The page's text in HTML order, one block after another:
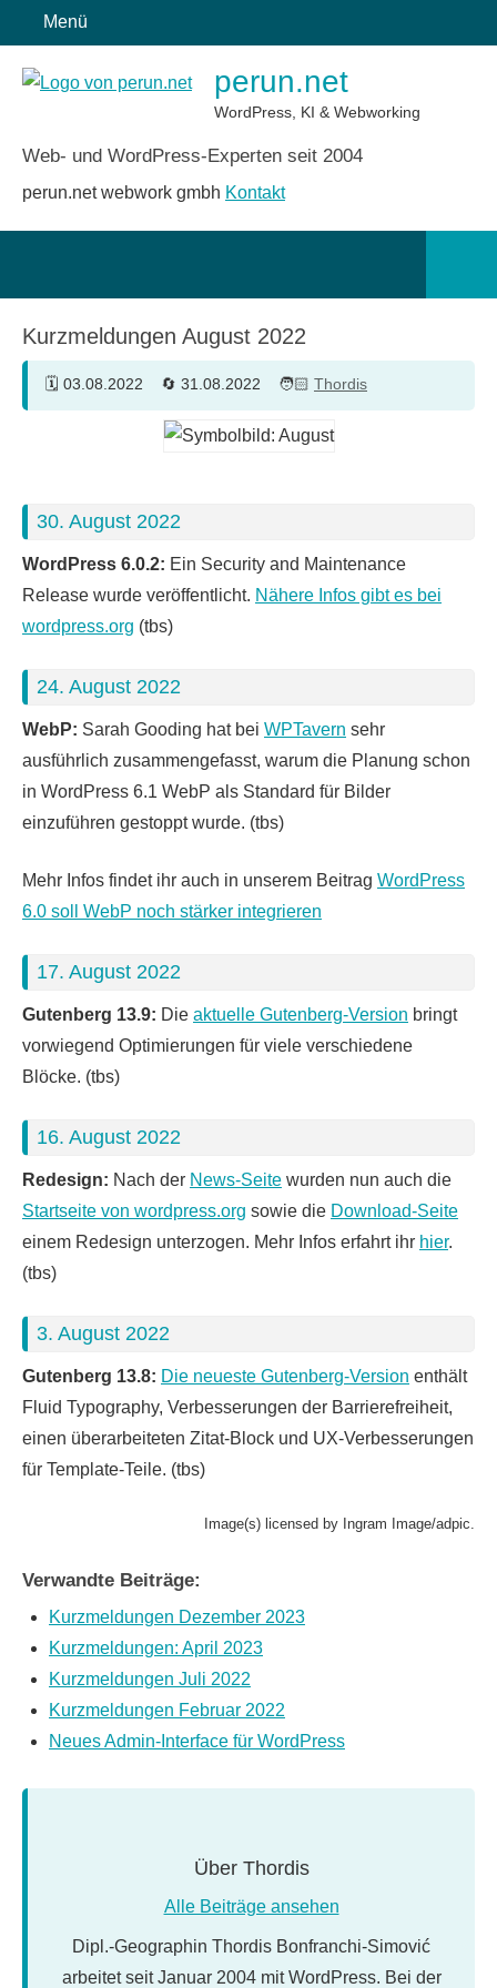
Inhalt
springen
Menü
perun.net
WordPress, KI & Webworking
Web- und WordPress-Experten seit 2004
perun.net webwork gmbh Kontakt
Kurzmeldungen August 2022
03.08.2022 31.08.2022 Thordis
30. August 2022
WordPress 6.0.2: Ein Security and Maintenance
Release wurde veröffentlicht. Nähere Infos gibt es bei
wordpress.org (tbs)
24. August 2022
WebP: Sarah Gooding hat bei WPTavern sehr
ausführlich zusammengefasst, warum die Planung schon
in WordPress 6.1 WebP als Standard für Bilder
einzuführen gestoppt wurde. (tbs)
Mehr Infos findet ihr auch in unserem Beitrag WordPress
6.0 soll WebP noch stärker integrieren
17. August 2022
Gutenberg 13.9: Die aktuelle Gutenberg-Version bringt
vorwiegend Optimierungen für viele verschiedene
Blöcke. (tbs)
16. August 2022
Redesign: Nach der News-Seite wurden nun auch die
Startseite von wordpress.org sowie die Download-Seite
einem Redesign unterzogen. Mehr Infos erfahrt ihr hier.
(tbs)
3. August 2022
Gutenberg 13.8: Die neueste Gutenberg-Version enthält
Fluid Typography, Verbesserungen der Barrierefreiheit,
einen überarbeiteten Zitat-Block und UX-Verbesserungen
für Template-Teile. (tbs)
Image(s) licensed by Ingram Image/adpic.
Verwandte Beiträge:
Kurzmeldungen Dezember 2023
Kurzmeldungen: April 2023
Kurzmeldungen Juli 2022
Kurzmeldungen Februar 2022
Neues Admin-Interface für WordPress
Über Thordis
Alle Beiträge ansehen
Dipl.-Geographin Thordis Bonfranchi-Simović
arbeitet seit Januar 2004 mit WordPress. Bei der